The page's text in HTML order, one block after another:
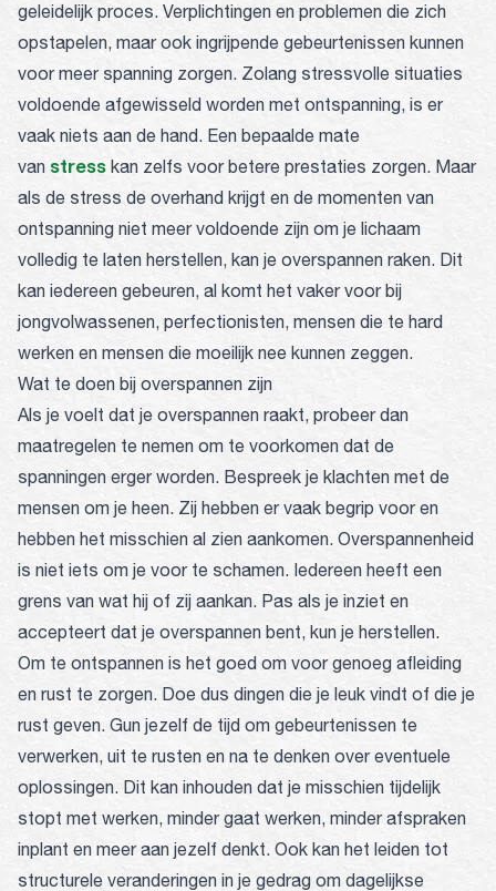
geleidelijk proces. Verplichtingen en problemen die zich
opstapelen, maar ook ingrijpende gebeurtenissen kunnen
voor meer spanning zorgen. Zolang stressvolle situaties
voldoende afgewisseld worden met ontspanning, is er
vaak niets aan de hand. Een bepaalde mate
van stress kan zelfs voor betere prestaties zorgen. Maar
als de stress de overhand krijgt en de momenten van
ontspanning niet meer voldoende zijn om je lichaam
volledig te laten herstellen, kan je overspannen raken. Dit
kan iedereen gebeuren, al komt het vaker voor bij
jongvolwassenen, perfectionisten, mensen die te hard
werken en mensen die moeilijk nee kunnen zeggen.
Wat te doen bij overspannen zijn
Als je voelt dat je overspannen raakt, probeer dan
maatregelen te nemen om te voorkomen dat de
spanningen erger worden. Bespreek je klachten met de
mensen om je heen. Zij hebben er vaak begrip voor en
hebben het misschien al zien aankomen. Overspannenheid
is niet iets om je voor te schamen. Iedereen heeft een
grens van wat hij of zij aankan. Pas als je inziet en
accepteert dat je overspannen bent, kun je herstellen.
Om te ontspannen is het goed om voor genoeg afleiding
en rust te zorgen. Doe dus dingen die je leuk vindt of die je
rust geven. Gun jezelf de tijd om gebeurtenissen te
verwerken, uit te rusten en na te denken over eventuele
oplossingen. Dit kan inhouden dat je misschien tijdelijk
stopt met werken, minder gaat werken, minder afspraken
inplant en meer aan jezelf denkt. Ook kan het leiden tot
structurele veranderingen in je gedrag om dagelijkse